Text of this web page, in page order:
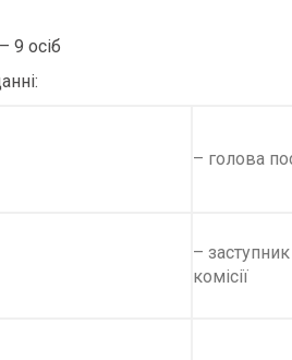
9 осіб
– голова
–
комісії